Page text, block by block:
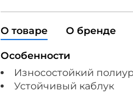
О товаре О бренде
Особенности
Износостойкий
Устойчивый каблук